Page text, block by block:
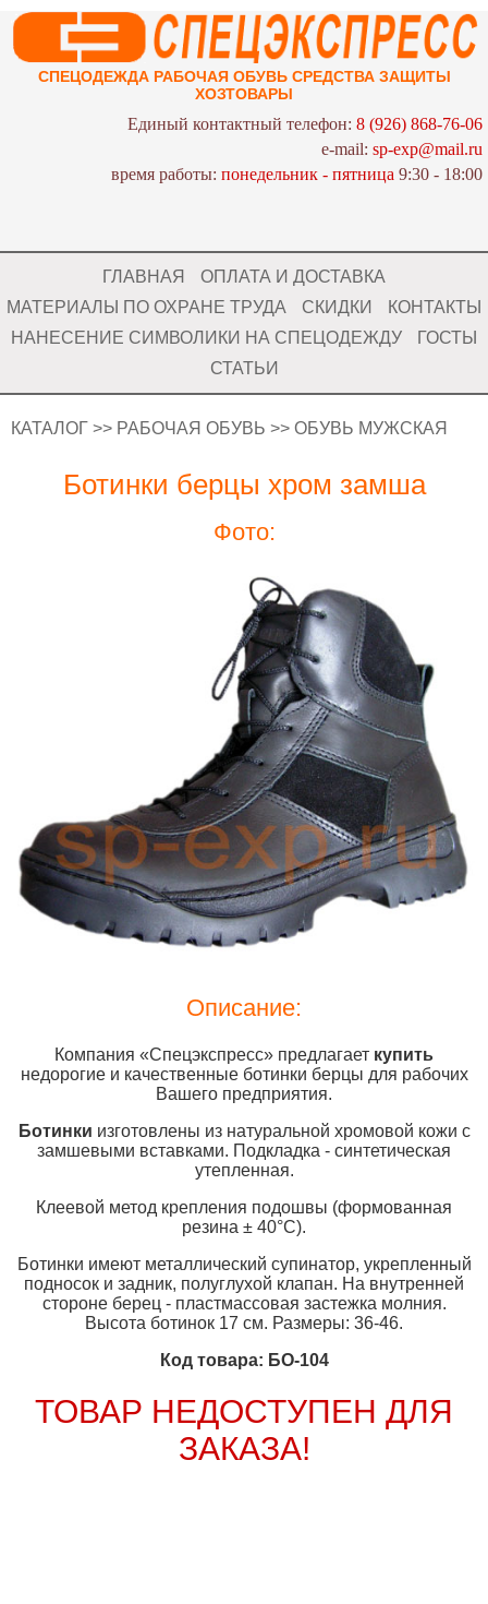
СПЕЦОДЕЖДА РАБОЧАЯ ОБУВЬ СРЕДСТВА ЗАЩИТЫ
ХОЗТОВАРЫ
Единый контактный телефон: 8 (926) 868-76-06
e-mail: sp-exp@mail.ru
время работы: понедельник - пятница 9:30 - 18:00
ГЛАВНАЯ
ОПЛАТА И ДОСТАВКА
МАТЕРИАЛЫ ПО ОХРАНЕ ТРУДА
СКИДКИ
КОНТАКТЫ
НАНЕСЕНИЕ СИМВОЛИКИ НА СПЕЦОДЕЖДУ
ГОСТЫ
СТАТЬИ
КАТАЛОГ >> РАБОЧАЯ ОБУВЬ >> ОБУВЬ МУЖСКАЯ
Ботинки берцы хром замша
Фото:
Описание:
Компания «Спецэкспресс» предлагает купить
недорогие и качественные ботинки берцы для рабочих
Вашего предприятия.
Ботинки изготовлены из натуральной хромовой кожи с
замшевыми вставками. Подкладка - синтетическая
утепленная.
Клеевой метод крепления подошвы (формованная
резина ± 40°C).
Ботинки имеют металлический супинатор, укрепленный
подносок и задник, полуглухой клапан. На внутренней
стороне берец - пластмассовая застежка молния.
Высота ботинок 17 см. Размеры: 36-46.
Код товара: БО-104
ТОВАР НЕДОСТУПЕН ДЛЯ
ЗАКАЗА!